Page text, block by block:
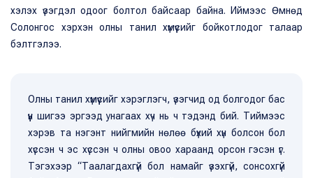
хэлэх үзэгдэл одоог болтол байсаар байна. Иймээс Өмнөд
Солонгос хэрхэн олны танил хүмүүсийг бойкотлодог талаар
бэлтгэлээ.
Олны танил хүмүүсийг хэрэглэгч, үзэгчид од болгодог бас
үүн шигээ эргээд унагаах хүч нь ч тэдэнд бий. Тиймээс
хэрэв та нэгэнт нийгмийн нөлөө бүхий хүн болсон бол
хүссэн ч эс хүссэн ч олны овоо хараанд орсон гэсэн үг.
Тэгэхээр “Таалагдахгүй бол намайг үзэхгүй, сонсохгүй